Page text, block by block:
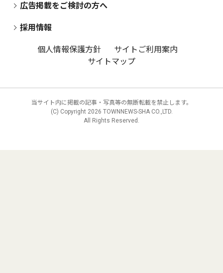
広告掲載をご検討の方へ
採用情報
個人情報保護方針
サイトご利用案内
サイトマップ
当サイト内に掲載の記事・写真等の無断転載を禁止します。
(C) Copyright 2026 TOWNNEWS-SHA CO.,LTD.
All Rights Reserved.